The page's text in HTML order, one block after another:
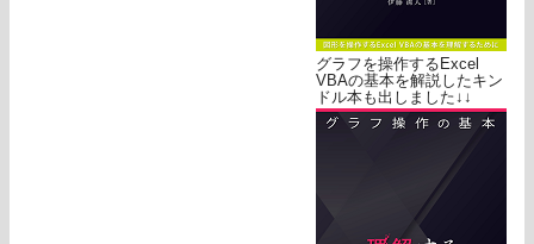
グラフを操作するExcel
VBAの基本を解説したキン
ドル本も出しました↓↓